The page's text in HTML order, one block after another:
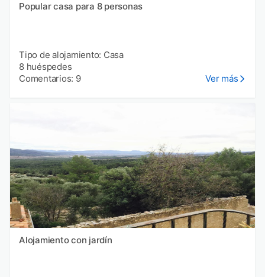
Popular casa para 8 personas
Tipo de alojamiento: Casa
8 huéspedes
Comentarios: 9
Ver más
Alojamiento con jardín